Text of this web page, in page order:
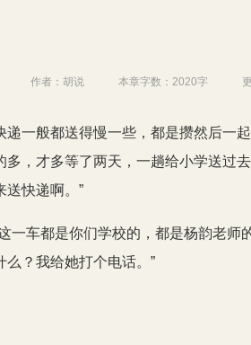
作者： 胡说 本章字数： 2020字
递一般都送得慢一些，都是攒然后一
多，才多等了两天，一趟给小学送过
送快递啊。”
一车都是你们学校的，都是杨韵老师
么？我给她打个电话。”